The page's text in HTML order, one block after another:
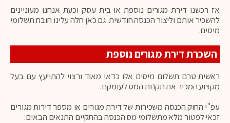
אז רכשנו דירת מגורים נוספת או בית עסק וכעת אנחנו מעוניינים
להשכיר אותם וליצור הכנסה חודשית. גם כאן חלה עלינו חובת תשלומי
מיסים.
השכרת דירת מגורים נוספת
ראשית טרם תשלום מיסים אלו כדאי מאוד ורצוי להתייעץ עם בעל
מקצוע המכיר את תקנות המס לעומקם.
עפ"י החוק הכנסה משכירות של דירת מגורים או מספר דירות מגורים
זכאי לפטור מלא מתשלומי מס הכנסה בהתקיים התנאים הבאים: